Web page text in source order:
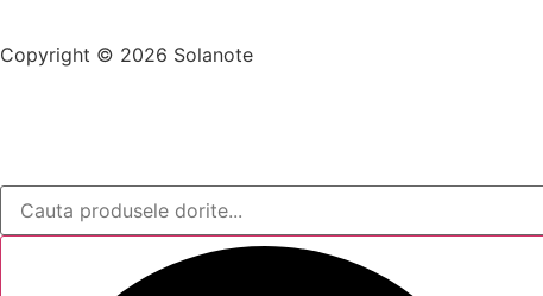
Copyright © 2026 Solanote